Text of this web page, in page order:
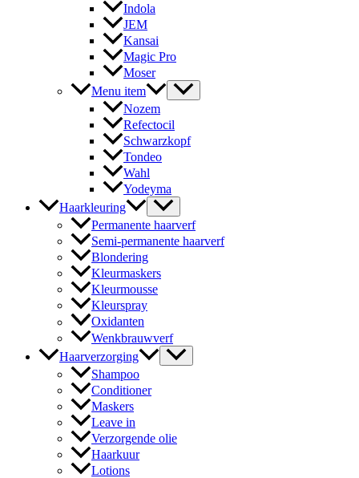
Indola
JEM
Kansai
Magic Pro
Moser
Menu item
Nozem
Refectocil
Schwarzkopf
Tondeo
Wahl
Yodeyma
Haarkleuring
Permanente haarverf
Semi-permanente haarverf
Blondering
Kleurmaskers
Kleurmousse
Kleurspray
Oxidanten
Wenkbrauwverf
Haarverzorging
Shampoo
Conditioner
Maskers
Leave in
Verzorgende olie
Haarkuur
Lotions